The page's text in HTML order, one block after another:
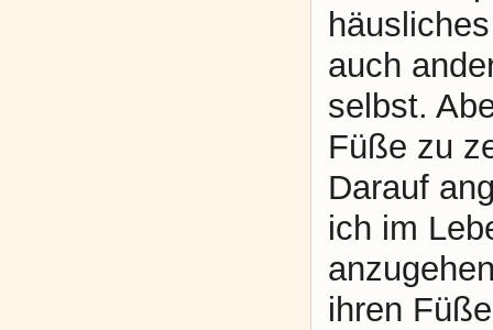
auch
selbst.
Füße zu
Darauf
ich im
ihren